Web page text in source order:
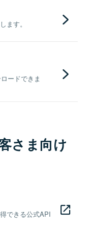
ます。
ードできま
さま向け
できる公式API